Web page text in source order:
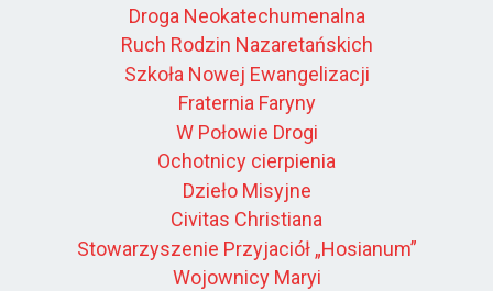
Droga Neokatechumenalna
Ruch Rodzin Nazaretańskich
Szkoła Nowej Ewangelizacji
Fraternia Faryny
W Połowie Drogi
Ochotnicy cierpienia
Dzieło Misyjne
Civitas Christiana
Stowarzyszenie Przyjaciół „Hosianum”
Wojownicy Maryi